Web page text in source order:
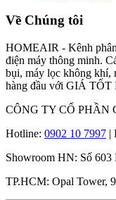
Về Chúng tôi
HOMEAIR - Kênh
điện máy thông minh.
bụi, máy lọc không khí,
hàng đầu với GIÁ
CÔNG TY CỔ PHẦN
Hotline: 0902 10 7997 |
Showroom HN: Số 603
TP.HCM: Opal Tower,